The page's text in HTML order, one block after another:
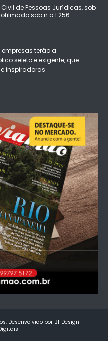
de Pessoas Jurídicas, sob
sob n.o 1.256.
empresas terão a
seleto e exigente, que
inspiradoras.
Desenvolvido por BT Design